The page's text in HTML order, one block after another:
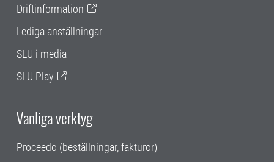
Driftinformation
Lediga anställningar
SLU i media
SLU Play
Vanliga verktyg
Proceedo (beställningar, fakturor)